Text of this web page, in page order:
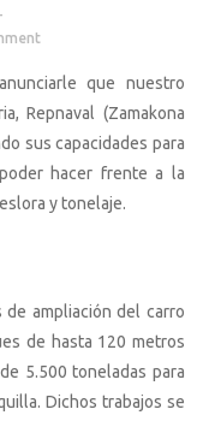
que nuestro
Repnaval (Zamakona
sus capacidades para
poder hacer frente a la
y tonelaje.
ampliación del carro
de hasta 120 metros
5.500 toneladas para
Dichos trabajos se